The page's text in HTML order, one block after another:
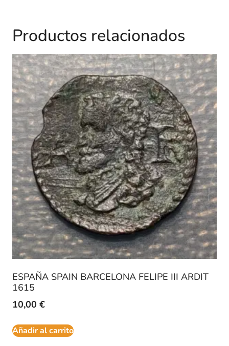
Productos relacionados
ESPAÑA SPAIN BARCELONA FELIPE III ARDIT
1615
10,00 €
Añadir al carrito